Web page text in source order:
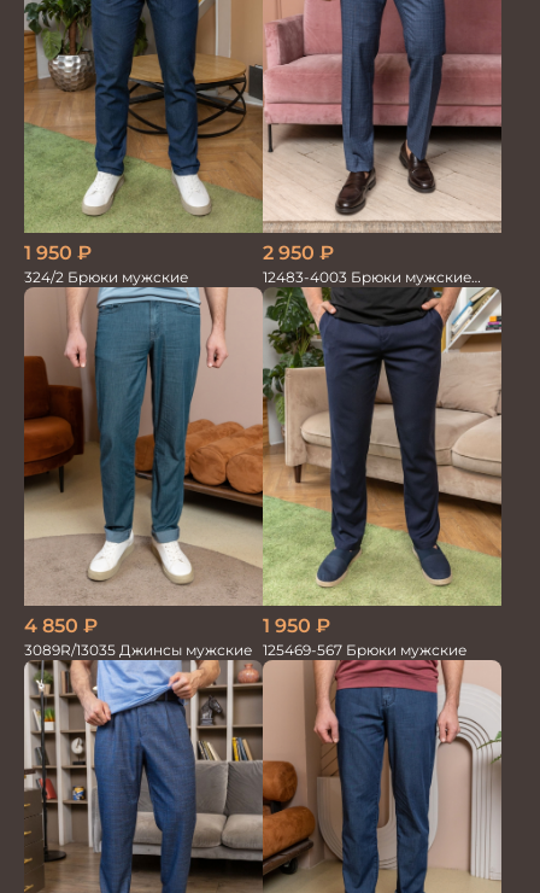
1 950 ₽
324/2 Брюки мужские
2 950 ₽
12483-4003 Брюки мужские
серо-голубые
4 850 ₽
3089R/13035 Джинсы мужские
1 950 ₽
125469-567 Брюки мужские